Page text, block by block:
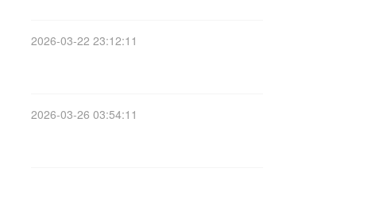
2026-03-22 23:12:11
2026-03-26 03:54:11